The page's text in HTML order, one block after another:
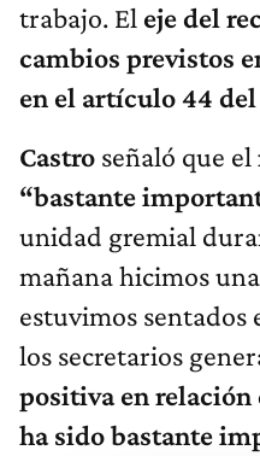
trabajo. El eje del
cambios previstos
en el artículo 44
Castro señaló que el
“bastante
unidad gremial
mañana hicimos
estuvimos sentados
los secretarios
positiva en relación
ha sido bastante